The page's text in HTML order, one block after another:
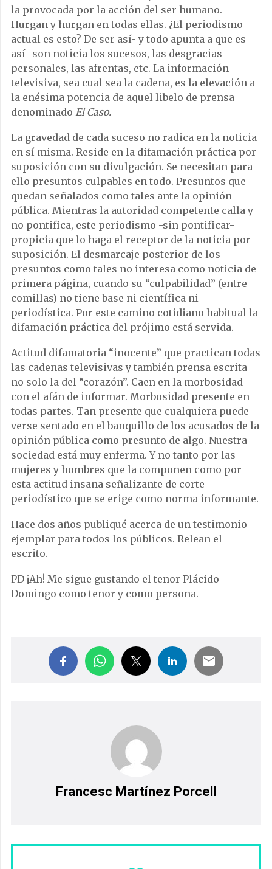
la provocada por la acción del ser humano.
Hurgan y hurgan en todas ellas. ¿El periodismo
actual es esto? De ser así- y todo apunta a que es
así- son noticia los sucesos, las desgracias
personales, las afrentas, etc. La información
televisiva, sea cual sea la cadena, es la elevación a
la enésima potencia de aquel libelo de prensa
denominado El Caso.
La gravedad de cada suceso no radica en la noticia
en sí misma. Reside en la difamación práctica por
suposición con su divulgación. Se necesitan para
ello presuntos culpables en todo. Presuntos que
quedan señalados como tales ante la opinión
pública. Mientras la autoridad competente calla y
no pontifica, este periodismo -sin pontificar-
propicia que lo haga el receptor de la noticia por
suposición. El desmarcaje posterior de los
presuntos como tales no interesa como noticia de
primera página, cuando su “culpabilidad” (entre
comillas) no tiene base ni científica ni
periodística. Por este camino cotidiano habitual la
difamación práctica del prójimo está servida.
Actitud difamatoria “inocente” que practican todas
las cadenas televisivas y también prensa escrita
no solo la del “corazón”. Caen en la morbosidad
con el afán de informar. Morbosidad presente en
todas partes. Tan presente que cualquiera puede
verse sentado en el banquillo de los acusados de la
opinión pública como presunto de algo. Nuestra
sociedad está muy enferma. Y no tanto por las
mujeres y hombres que la componen como por
esta actitud insana señalizante de corte
periodístico que se erige como norma informante.
Hace dos años publiqué acerca de un testimonio
ejemplar para todos los públicos. Relean el
escrito.
PD ¡Ah! Me sigue gustando el tenor Plácido
Domingo como tenor y como persona.
Francesc Martínez Porcell